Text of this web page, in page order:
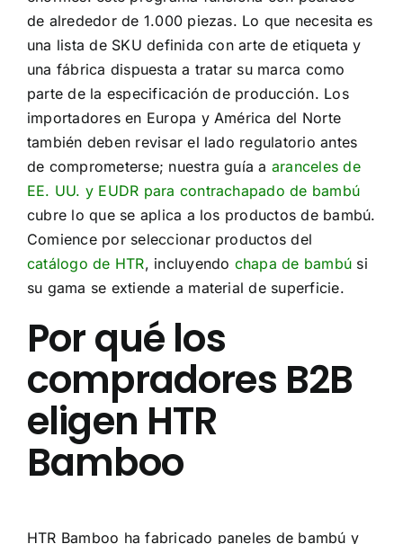
de alrededor de 1.000 piezas. Lo que necesita es
una lista de SKU definida con arte de etiqueta y
una fábrica dispuesta a tratar su marca como
parte de la especificación de producción. Los
importadores en Europa y América del Norte
también deben revisar el lado regulatorio antes
de comprometerse; nuestra guía a aranceles de
EE. UU. y EUDR para contrachapado de bambú
cubre lo que se aplica a los productos de bambú.
Comience por seleccionar productos del
catálogo de HTR, incluyendo chapa de bambú si
su gama se extiende a material de superficie.
Por qué los
compradores B2B
eligen HTR
Bamboo
HTR Bamboo ha fabricado paneles de bambú y